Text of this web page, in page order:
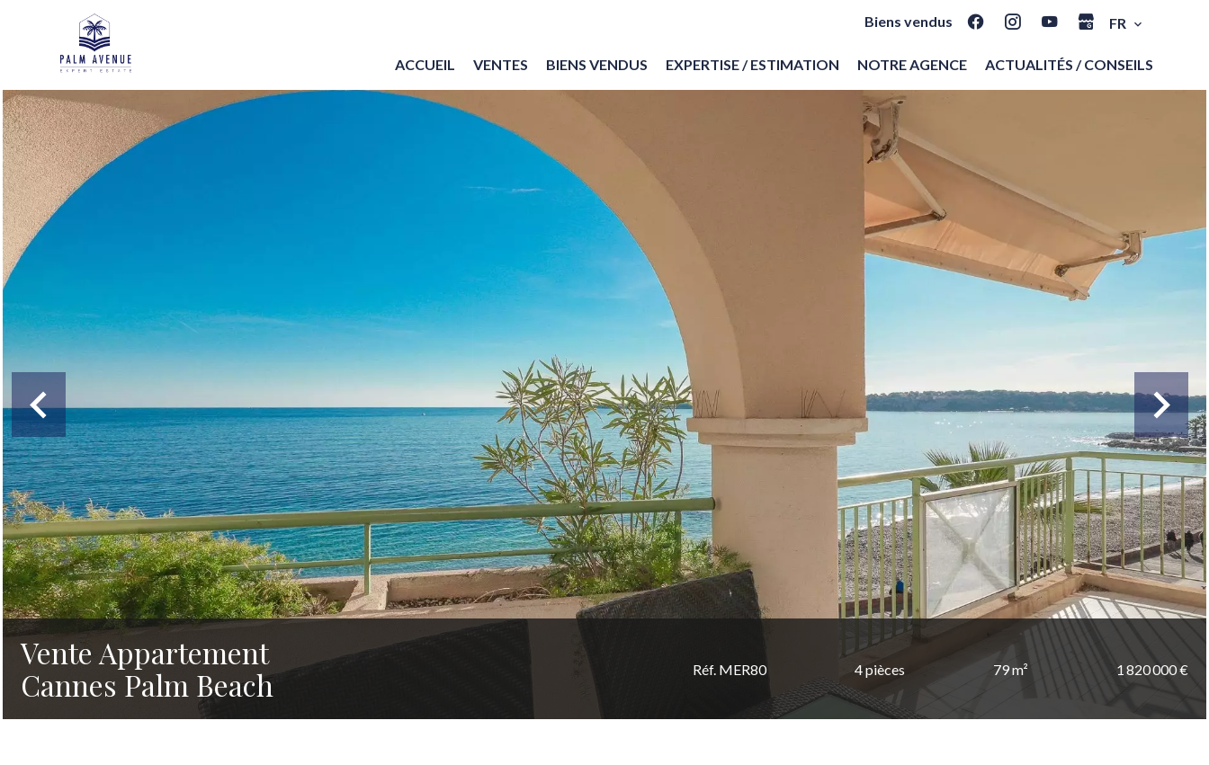
Biens vendus FR
ACCUEIL VENTES BIENS VENDUS EXPERTISE / ESTIMATION NOTRE AGENCE ACTUALITÉS / CONSEILS
Vente Appartement
Cannes Palm Beach
Réf. MER80 4 pièces 79 m² 1 820 000 €